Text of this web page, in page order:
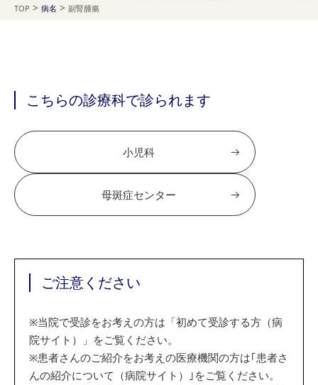
TOP > 病名 > 副腎腫瘍
こちらの診療科で診られます
小児科
母斑症センター
ご注意ください
※当院で受診をお考えの方は「初めて受診する方（病
院サイト）」をご覧ください。
※患者さんのご紹介をお考えの医療機関の方は｢患者さ
んの紹介について（病院サイト）｣をご覧ください。